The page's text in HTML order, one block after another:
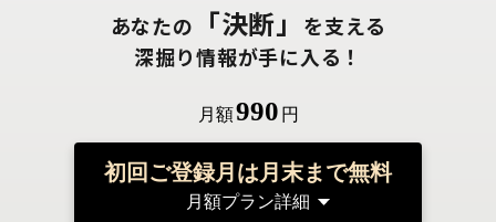
あなたの 「決断」
を支える
深掘り情報が手に入る！
月額990 円
初回ご登録月は月末まで無料
月額プラン詳細